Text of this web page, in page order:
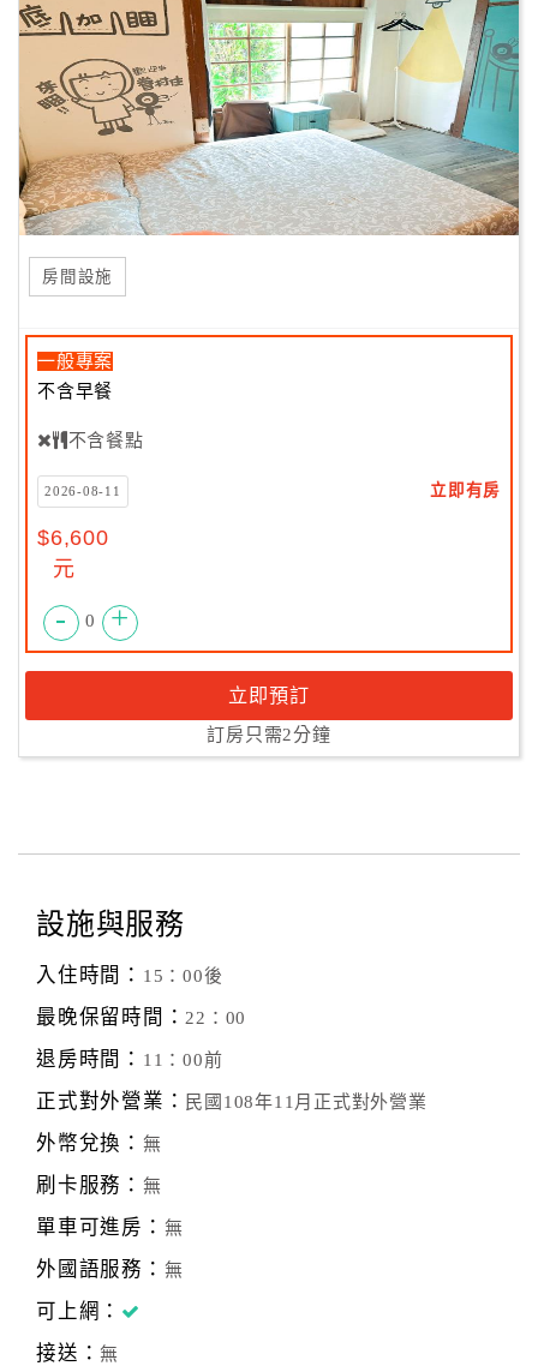
房間設施
一般專案
不含早餐
不含餐點
2026-08-11 立即有房
$6,600
元
- 0 +
立即預訂
訂房只需2分鐘
設施與服務
入住時間： 15：00後
最晚保留時間：22：00
退房時間： 11：00前
正式對外營業： 民國108年11月正式對外營業
外幣兌換： 無
刷卡服務： 無
單車可進房： 無
外國語服務： 無
可上網：
接送：無